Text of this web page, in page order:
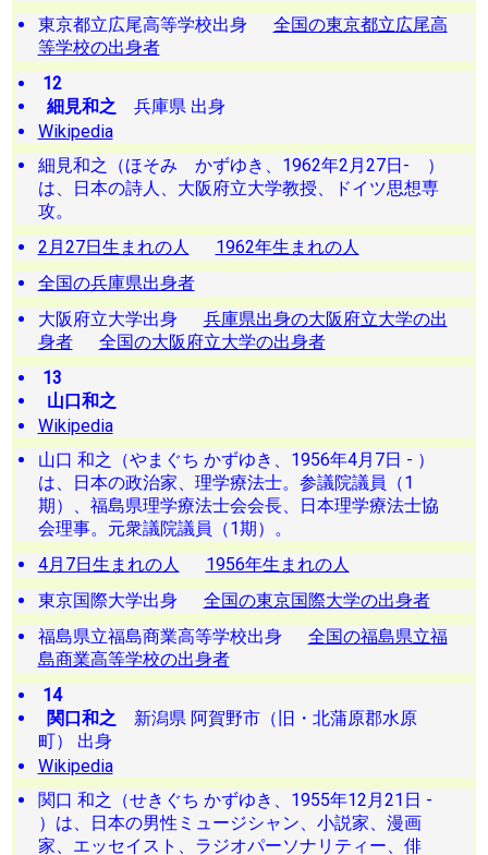
東京都立広尾高等学校出身 全国の東京都立広尾高
等学校の出身者
12
細見和之 兵庫県 出身
Wikipedia
細見和之（ほそみ かずゆき、1962年2月27日- ）
は、日本の詩人、大阪府立大学教授、ドイツ思想専
攻。
2月27日生まれの人
1962年生まれの人
全国の兵庫県出身者
大阪府立大学出身 兵庫県出身の大阪府立大学の出
身者
全国の大阪府立大学の出身者
13
山口和之
Wikipedia
山口 和之（やまぐち かずゆき、1956年4月7日 - ）
は、日本の政治家、理学療法士。参議院議員（1
期）、福島県理学療法士会会長、日本理学療法士協
会理事。元衆議院議員（1期）。
4月7日生まれの人
1956年生まれの人
東京国際大学出身 全国の東京国際大学の出身者
福島県立福島商業高等学校出身 全国の福島県立福
島商業高等学校の出身者
14
関口和之 新潟県 阿賀野市（旧・北蒲原郡水原
町） 出身
Wikipedia
関口 和之（せきぐち かずゆき、1955年12月21日 -
）は、日本の男性ミュージシャン、小説家、漫画
家、エッセイスト、ラジオパーソナリティー、俳